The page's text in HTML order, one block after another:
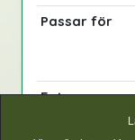
Passar för
Extra